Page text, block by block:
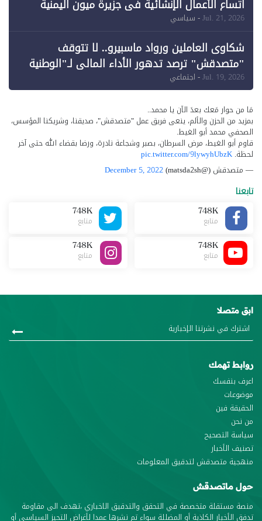
اتساع الأعمال الإنشائية في جزيرة ميون اليمنية
Jul. 21, 2026- سياسي
شكاوى العاملين ورواد ماسبيرو.. لا تتوقف
"متصدقش" ترصد تدهور الأداء المالي لـ"الوطنية
للإعلام"
Jul. 19, 2026- اجتماعي
مَا من حوار مَعك بعدَ الآن يا محمد..
بمزيد من الحزن والألم، ينعى فريق عمل "متصدقش"، صديقنا، وشريكنا المؤسس،
الصحفي محمد أبو الغيط.
قاوم أبو الغيط، مرض السرطان، بصبر وشجاعة نادرة، ورضا بقضاء الله حتى آخر
لحظة. pic.twitter.com/9lywyhUbzK
— متصدقش (@matsda2sh)
December 5, 2022
تابعنا
748K
متابع
748K
متابع
748K
متابع
748K
متابع
ابق متصلا
روابط تهمك
اعرف بنفسك
موضوعات
الحقيقة فين
من نحن
سياسة التصحيح
تصنيف الأخبار
منهجية متصدقش لتدقيق المعلومات
حول ماتصدقش
منصة مستقلة متخصصة في التحقق والتدقيق الاخباري ،تهدف الى مقاومة
تدفق الأخبار الكاذبة أو المضللة سواء تم نشرها عمدا لأغراض التحيز السياسي أو